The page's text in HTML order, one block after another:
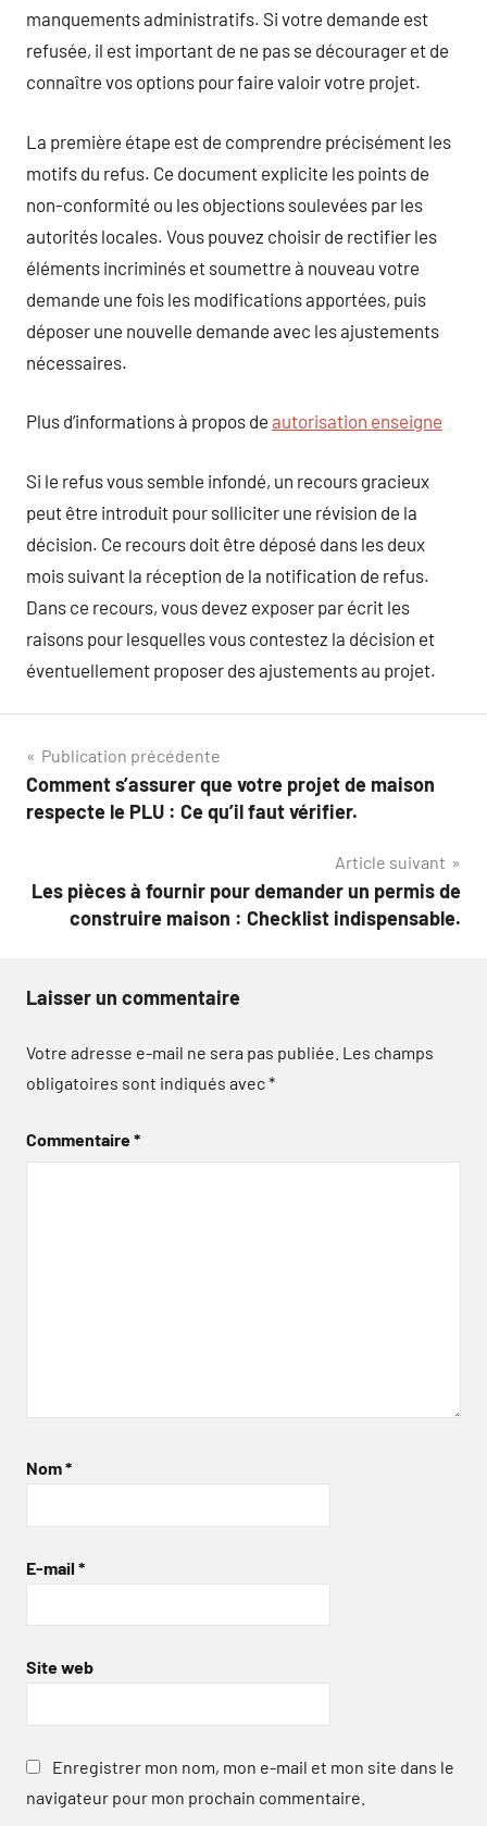
manquements administratifs. Si votre demande est
refusée, il est important de ne pas se décourager et de
connaître vos options pour faire valoir votre projet.
La première étape est de comprendre précisément les
motifs du refus. Ce document explicite les points de
non-conformité ou les objections soulevées par les
autorités locales. Vous pouvez choisir de rectifier les
éléments incriminés et soumettre à nouveau votre
demande une fois les modifications apportées, puis
déposer une nouvelle demande avec les ajustements
nécessaires.
Plus d’informations à propos de autorisation enseigne
Si le refus vous semble infondé, un recours gracieux
peut être introduit pour solliciter une révision de la
décision. Ce recours doit être déposé dans les deux
mois suivant la réception de la notification de refus.
Dans ce recours, vous devez exposer par écrit les
raisons pour lesquelles vous contestez la décision et
éventuellement proposer des ajustements au projet.
Navigation
de
Publication précédente
Comment s’assurer que votre projet de maison
respecte le PLU : Ce qu’il faut vérifier.
Article suivant
Les pièces à fournir pour demander un permis de
construire maison : Checklist indispensable.
Laisser un commentaire
Votre adresse e-mail ne sera pas publiée. Les champs
obligatoires sont indiqués avec*
Commentaire*
Nom*
E-mail *
Site web
Enregistrer mon nom, mon e-mail et mon site dans le
navigateur pour mon prochain commentaire.